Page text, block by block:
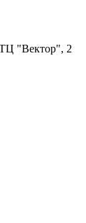
"Вектор", 2